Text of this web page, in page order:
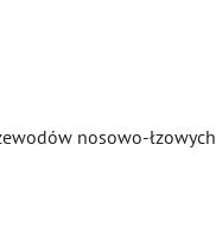
nosowo-łzowych